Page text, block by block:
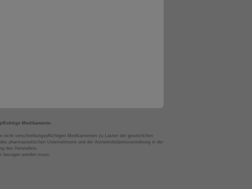
Medikamente.
nicht verschreibungspflichtigen Medikamenten zu Lasten der gesetzlichen
pharmazeutischen Unternehmens und der Arzneimittelpreisverordnung in der
des Herstellers.
bezogen werden muss.